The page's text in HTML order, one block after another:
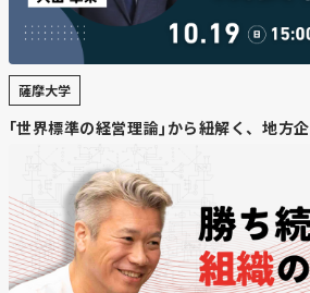
薩摩大学
｢世界標準の経営理論｣から紐解く、地方